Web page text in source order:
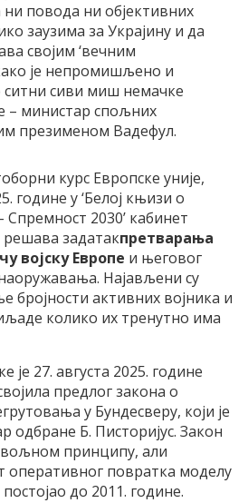
ни повода ни објективних
заузима за Украјину и да
својим ‘вечним
је непромишљено и
ситни сиви миш немачке
– министар спољних
презименом Вадефул.
курс Европске уније,
године у ‘Белој књизи о
Спремност 2030’ кабинет
задатакпретварања
војску Европе и његовог
Најављени су
бројности активних војника и
колико их тренутно има
је 27. августа 2025. године
предлог закона о
у Бундесверу, који је
одбране Б. Писторијус. Закон
принципу, али
оперативног повратка моделу
до 2011. године.